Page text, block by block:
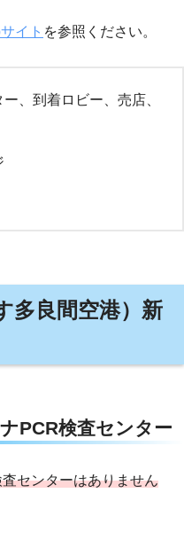
イト を参照ください。
、到着ロビー、売店、
多良間空港）新
PCR検査センター
センターはありません